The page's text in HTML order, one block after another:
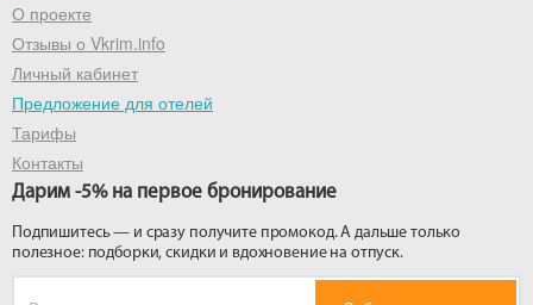
О проекте
Отзывы о Vkrim.info
Личный кабинет
Предложение для отелей
Тарифы
Контакты
Дарим -5% на первое бронирование
Подпишитесь — и сразу получите промокод. А дальше только
полезное: подборки, скидки и вдохновение на отпуск.